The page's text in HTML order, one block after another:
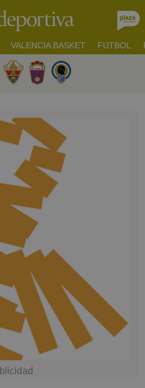
VALENCIA BASKET FUTBOL